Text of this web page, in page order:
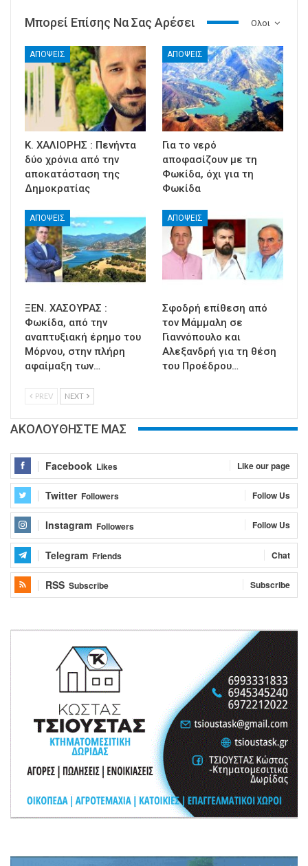
Ολοι
Μπορεί Επίσης Να Σας Αρέσει
ΑΠΟΨΕΙΣ
Κ. ΧΑΛΙΟΡΗΣ : Πενήντα
δύο χρόνια από την
αποκατάσταση της
Δημοκρατίας
ΑΠΟΨΕΙΣ
Για το νερό
αποφασίζουν με τη
Φωκίδα, όχι για τη
Φωκίδα
ΑΠΟΨΕΙΣ
ΞΕΝ. ΧΑΣΟΥΡΑΣ :
Φωκίδα, από την
αναπτυξιακή έρημο του
Μόρνου, στην πλήρη
αφαίμαξη των…
ΑΠΟΨΕΙΣ
Σφοδρή επίθεση από
τον Μάμμαλη σε
Γιαννόπουλο και
Αλεξανδρή για τη θέση
του Προέδρου…
PREV NEXT
ΑΚΟΛΟΥΘΗΣΤΕ ΜΑΣ
Facebook Likes Like our page
Twitter Followers Follow Us
Instagram Followers Follow Us
Telegram Friends Chat
RSS Subscribe Subscribe